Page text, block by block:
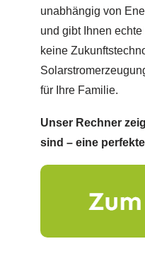
unabhängig von
und gibt Ihnen
keine
für Ihre Familie.
Unser Rechner
sind – eine